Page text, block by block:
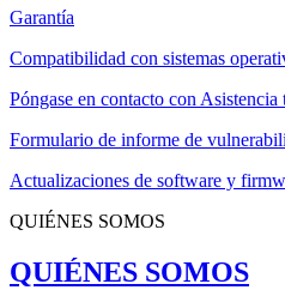
Garantía
Compatibilidad con sistemas
Póngase en contacto con Asistencia
Formulario de informe de
Actualizaciones de software y
QUIÉNES SOMOS
QUIÉNES SOMOS